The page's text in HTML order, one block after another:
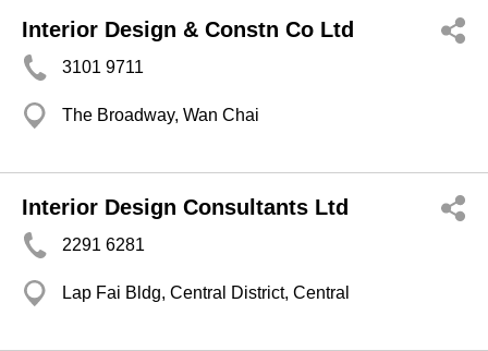
Interior Design & Constn Co Ltd
3101 9711
The Broadway, Wan Chai
Interior Design Consultants Ltd
2291 6281
Lap Fai Bldg, Central District, Central